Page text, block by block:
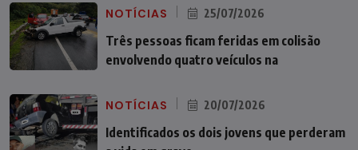
NOTÍCIAS 25/07/2026
Três pessoas ficam feridas em colisão
envolvendo quatro veículos na
NOTÍCIAS 20/07/2026
Identificados os dois jovens que perderam